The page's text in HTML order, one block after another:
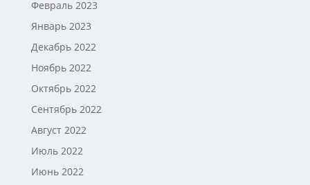
Февраль 2023
Январь 2023
Декабрь 2022
Ноябрь 2022
Октябрь 2022
Сентябрь 2022
Август 2022
Июль 2022
Июнь 2022